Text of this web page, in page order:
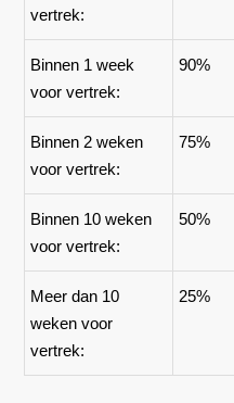
vertrek:
Binnen 1 week
voor vertrek:
90%
Binnen 2 weken
voor vertrek:
75%
Binnen 10 weken
voor vertrek:
50%
Meer dan 10
weken voor
vertrek:
25%